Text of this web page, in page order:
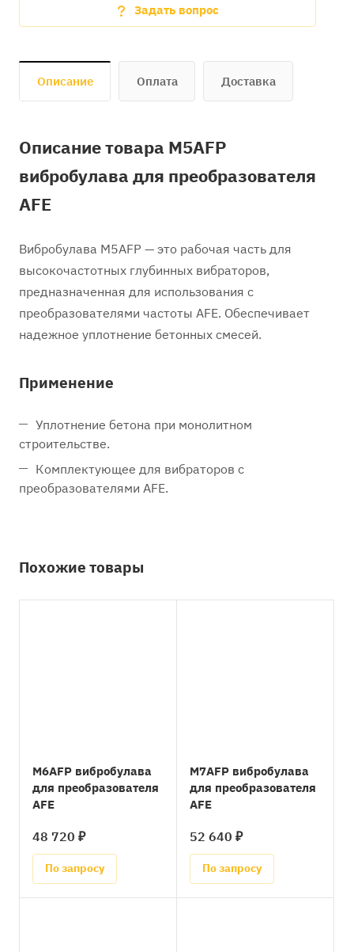
Задать вопрос
Описание Оплата Доставка
Описание товара M5AFP
вибробулава для преобразователя
AFE
Вибробулава M5AFP — это рабочая часть для
высокочастотных глубинных вибраторов,
предназначенная для использования с
преобразователями частоты AFE. Обеспечивает
надежное уплотнение бетонных смесей.
Применение
Уплотнение бетона при монолитном
строительстве.
Комплектующее для вибраторов с
преобразователями AFE.
Похожие товары
M6AFP вибробулава
для преобразователя
AFE
48 720 ₽
По запросу
M7AFP вибробулава
для преобразователя
AFE
52 640 ₽
По запросу